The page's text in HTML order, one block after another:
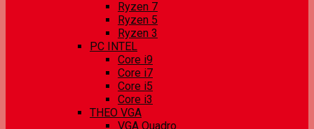
Ryzen 7
Ryzen 5
Ryzen 3
PC INTEL
Core i9
Core i7
Core i5
Core i3
THEO VGA
VGA Quadro